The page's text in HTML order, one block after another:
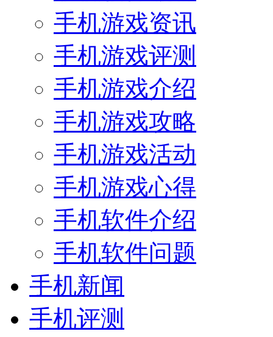
手机游戏资讯
手机游戏评测
手机游戏介绍
手机游戏攻略
手机游戏活动
手机游戏心得
手机软件介绍
手机软件问题
手机新闻
手机评测